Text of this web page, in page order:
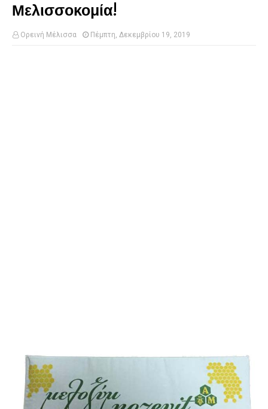
Μελισσοκομία!
Ορεινή Μέλισσα Πέμπτη, Δεκεμβρίου 19, 2019